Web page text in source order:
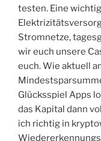
testen. Eine
Stromnetze,
wir euch unsere
euch. Wie aktuell
Glücksspiel Apps
das Kapital dann
ich richtig in